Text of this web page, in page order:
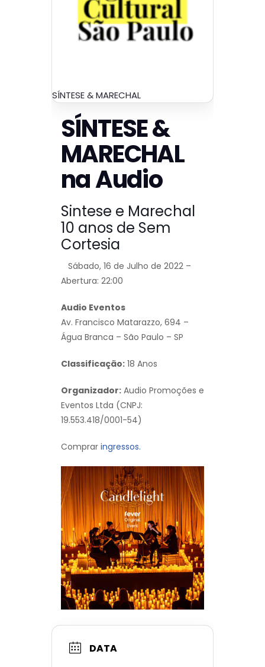
SÍNTESE & MARECHAL
SÍNTESE &
MARECHAL
na Audio
Sintese e Marechal
10 anos de Sem
Cortesia
Sábado, 16 de Julho de 2022 –
Abertura: 22:00
Audio Eventos
Av. Francisco Matarazzo, 694 –
Água Branca – São Paulo – SP
Classificação: 18 Anos
Organizador: Audio Promoções e
Eventos Ltda (CNPJ:
19.553.418/0001-54)
Comprar ingressos.
DATA